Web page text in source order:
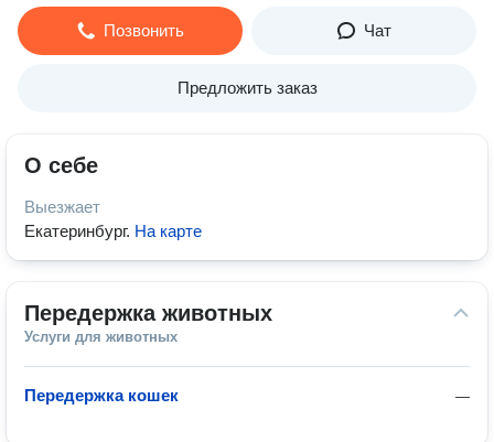
Позвонить Чат
Предложить заказ
О себе
Выезжает
Екатеринбург. На карте
Передержка животных
Услуги для животных
—
Передержка кошек